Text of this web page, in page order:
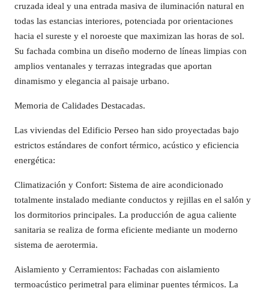
cruzada ideal y una entrada masiva de iluminación natural en
todas las estancias interiores, potenciada por orientaciones
hacia el sureste y el noroeste que maximizan las horas de sol.
Su fachada combina un diseño moderno de líneas limpias con
amplios ventanales y terrazas integradas que aportan
dinamismo y elegancia al paisaje urbano.
Memoria de Calidades Destacadas.
Las viviendas del Edificio Perseo han sido proyectadas bajo
estrictos estándares de confort térmico, acústico y eficiencia
energética:
Climatización y Confort: Sistema de aire acondicionado
totalmente instalado mediante conductos y rejillas en el salón y
los dormitorios principales. La producción de agua caliente
sanitaria se realiza de forma eficiente mediante un moderno
sistema de aerotermia.
Aislamiento y Cerramientos: Fachadas con aislamiento
termoacústico perimetral para eliminar puentes térmicos. La